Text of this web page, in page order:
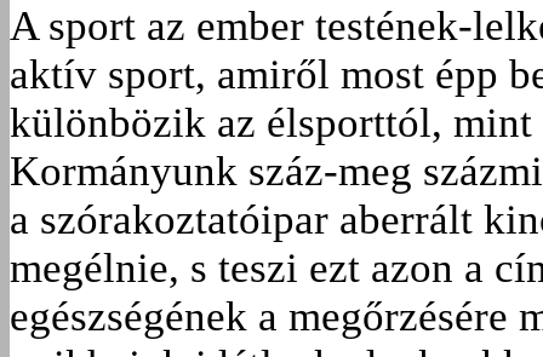
A sport az ember testének-
aktív sport, amiről most épp
különbözik az élsporttól,
Kormányunk száz-meg
a szórakoztatóipar aberrált
megélnie, s teszi ezt azon a
egészségének a